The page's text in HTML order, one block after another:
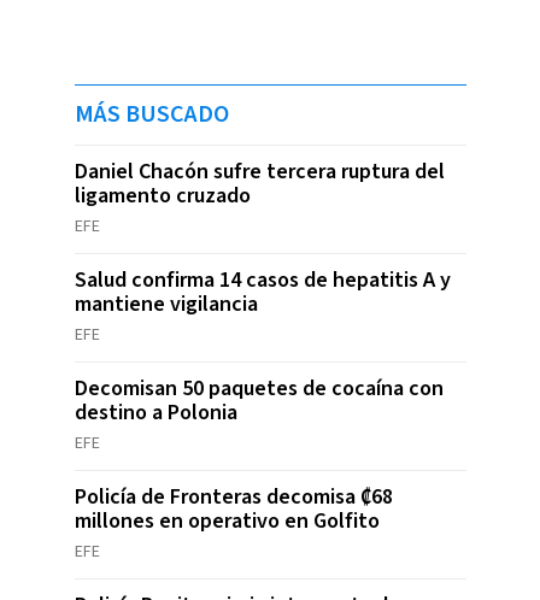
MÁS BUSCADO
Daniel Chacón sufre tercera ruptura del
ligamento cruzado
EFE
Salud confirma 14 casos de hepatitis A y
mantiene vigilancia
EFE
Decomisan 50 paquetes de cocaína con
destino a Polonia
EFE
Policía de Fronteras decomisa ₡68
millones en operativo en Golfito
EFE